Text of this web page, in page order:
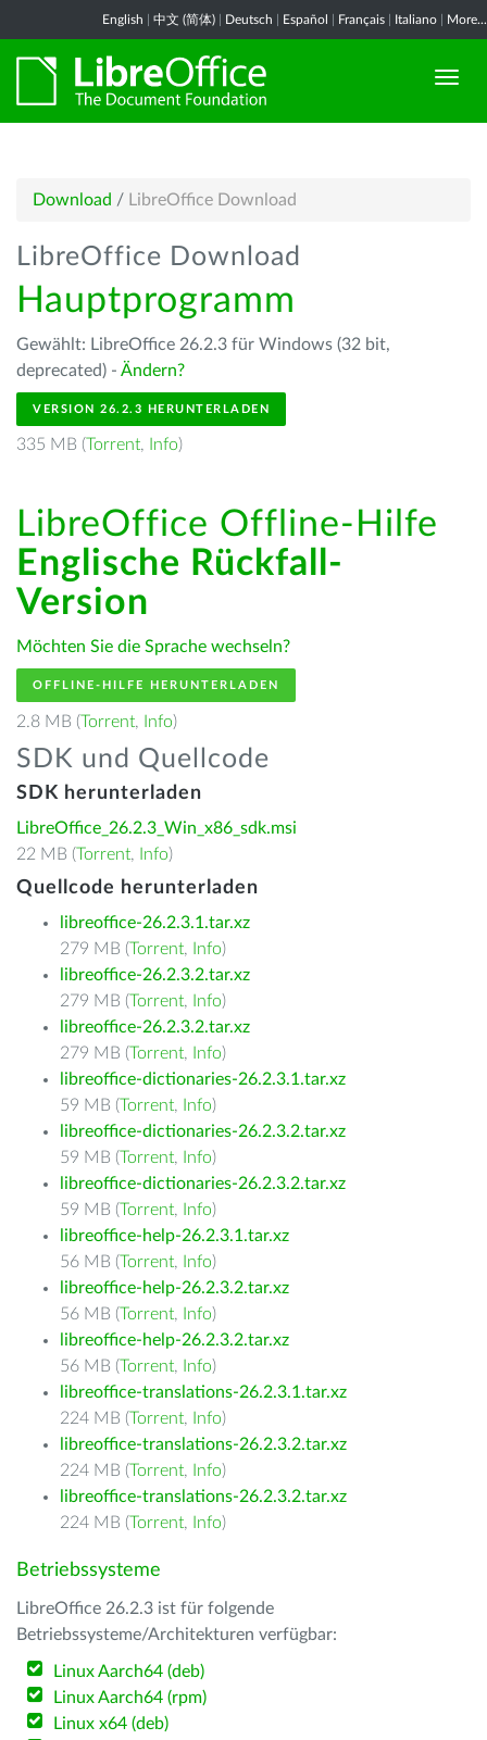
English 中文 (简体) Deutsch Español Français Italiano More...
Download / LibreOffice Download
LibreOffice Download
Hauptprogramm
Gewählt: LibreOffice 26.2.3 für Windows (32 bit,
deprecated) - Ändern?
VERSION 26.2.3 HERUNTERLADEN
335 MB (Torrent, Info)
LibreOffice Offline-Hilfe
Englische Rückfall-
Version
Möchten Sie die Sprache wechseln?
OFFLINE-HILFE HERUNTERLADEN
2.8 MB (Torrent, Info)
SDK und Quellcode
SDK herunterladen
LibreOffice_26.2.3_Win_x86_sdk.msi
22 MB (Torrent, Info)
Quellcode herunterladen
libreoffice-26.2.3.1.tar.xz
279 MB (Torrent, Info)
libreoffice-26.2.3.2.tar.xz
279 MB (Torrent, Info)
libreoffice-26.2.3.2.tar.xz
279 MB (Torrent, Info)
libreoffice-dictionaries-26.2.3.1.tar.xz
59 MB (Torrent, Info)
libreoffice-dictionaries-26.2.3.2.tar.xz
59 MB (Torrent, Info)
libreoffice-dictionaries-26.2.3.2.tar.xz
59 MB (Torrent, Info)
libreoffice-help-26.2.3.1.tar.xz
56 MB (Torrent, Info)
libreoffice-help-26.2.3.2.tar.xz
56 MB (Torrent, Info)
libreoffice-help-26.2.3.2.tar.xz
56 MB (Torrent, Info)
libreoffice-translations-26.2.3.1.tar.xz
224 MB (Torrent, Info)
libreoffice-translations-26.2.3.2.tar.xz
224 MB (Torrent, Info)
libreoffice-translations-26.2.3.2.tar.xz
224 MB (Torrent, Info)
Betriebssysteme
LibreOffice 26.2.3 ist für folgende
Betriebssysteme/Architekturen verfügbar:
Linux Aarch64 (deb)
Linux Aarch64 (rpm)
Linux x64 (deb)